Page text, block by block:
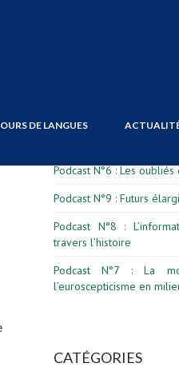
DE LANGUES
Podcast N°6 : Les oubliés
Podcast N°9 : Futurs
Podcast N°8 :
travers l’histoire
Podcast N°7 : La
l’euroscepticisme en
CATÉGORIES